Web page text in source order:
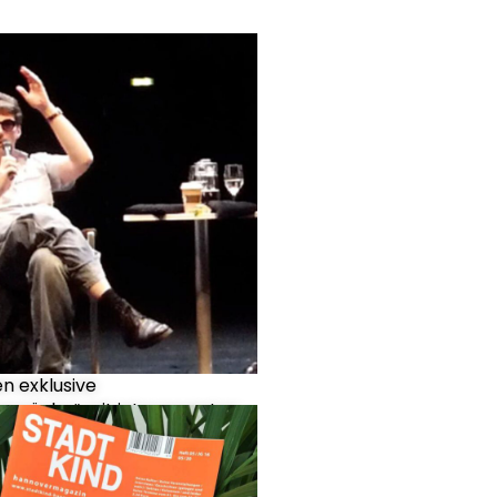
exklusive
mit interessanten
und